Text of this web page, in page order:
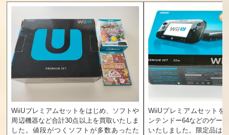
WiiUプレミアムセットをはじめ、ソフトや
周辺機器など合計30点以上を買取いたしま
した。値段がつくソフトが多数あったた
WiiUプレミアムセットを
ンテンドー64などのゲー
いたしました。限定品は